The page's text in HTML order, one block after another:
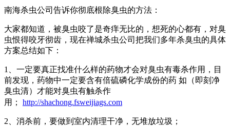
南海杀虫公司告诉你彻底根除臭虫的方法：
大家都知道，被臭虫咬了是奇痒无比的，想死的心都有，对臭
虫恨得咬牙彻齿，现在禅城杀虫公司把我们多年杀臭虫的具体
方案总结如下：
1、一定要真正找准什么样的药物才会对臭虫有毒杀作用，目
前发现，药物中一定要含有倍硫磷化学成份的药 如（即刻净
臭虫清）才能对臭虫有触杀作
用； http://shachong.fsweijiags.com
2、消杀前，要做到室内清理干净，无堆放垃圾；